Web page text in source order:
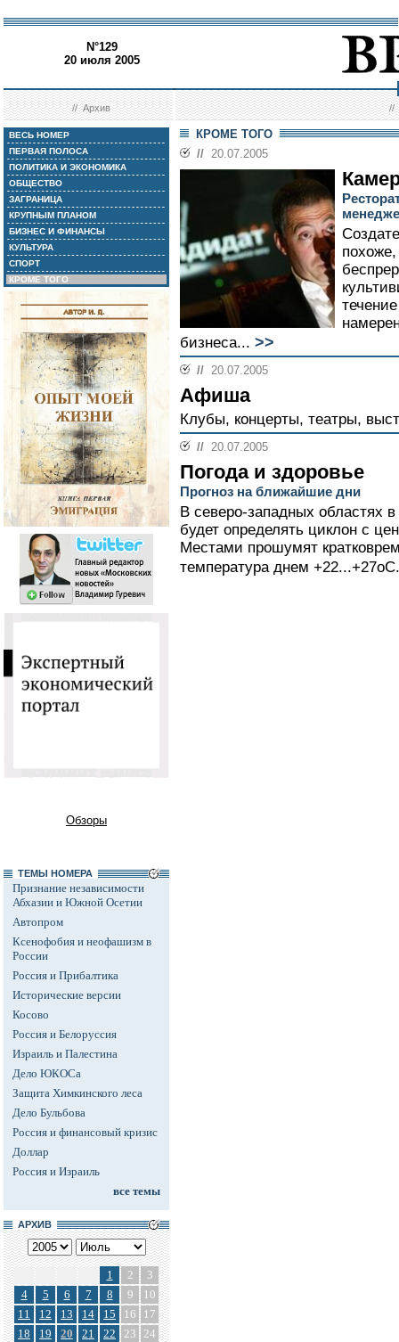
N°129
20 июля 2005
//Архив //
ВЕСЬ НОМЕР
ПЕРВАЯ ПОЛОСА
ПОЛИТИКА И ЭКОНОМИКА
ОБЩЕСТВО
ЗАГРАНИЦА
КРУПНЫМ ПЛАНОМ
БИЗНЕС И ФИНАНСЫ
КУЛЬТУРА
СПОРТ
КРОМЕ ТОГО
Обзоры
ТЕМЫ НОМЕРА
Признание независимости
Абхазии и Южной Осетии
Автопром
Ксенофобия и неофашизм в
России
Россия и Прибалтика
Исторические версии
Косово
Россия и Белоруссия
Израиль и Палестина
Дело ЮКОСа
Защита Химкинского леса
Дело Бульбова
Россия и финансовый кризис
Доллар
Россия и Израиль
все темы
АРХИВ
1 2
3
4
5 6 7 8 9
10
11
12 13 14 15 16
17
18
19 20 21 22 23 24
КРОМЕ ТОГО
// 20.07.2005
бизнеса... >>
// 20.07.2005
Афиша
Клубы, концерты, театры,
// 20.07.2005
Погода и здоровье
Прогноз на ближайшие дни
В северо-западных областях
будет определять циклон с
Местами прошумят
температура днем